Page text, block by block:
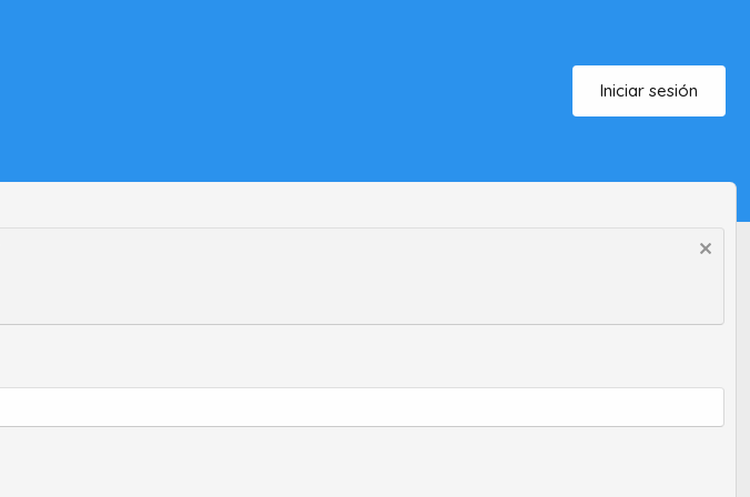
Iniciar sesión